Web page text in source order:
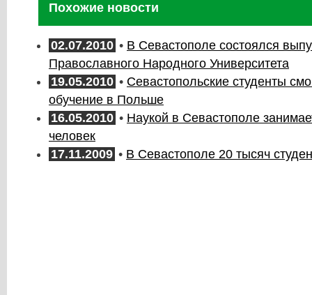
Похожие новости
02.07.2010 • В Севастополе состоялся
Православного Народного Университета
19.05.2010 • Севастопольские студенты
обучение в Польше
16.05.2010 • Наукой в Севастополе
человек
17.11.2009 • В Севастополе 20 тысяч